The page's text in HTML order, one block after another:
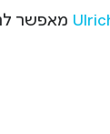
מאפשר